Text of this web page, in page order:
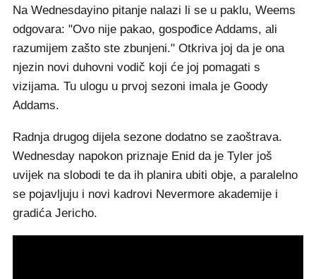
Na Wednesdayino pitanje nalazi li se u paklu, Weems
odgovara: "Ovo nije pakao, gospođice Addams, ali
razumijem zašto ste zbunjeni." Otkriva joj da je ona
njezin novi duhovni vodič koji će joj pomagati s
vizijama. Tu ulogu u prvoj sezoni imala je Goody
Addams.
Radnja drugog dijela sezone dodatno se zaoštrava.
Wednesday napokon priznaje Enid da je Tyler još
uvijek na slobodi te da ih planira ubiti obje, a paralelno
se pojavljuju i novi kadrovi Nevermore akademije i
gradića Jericho.